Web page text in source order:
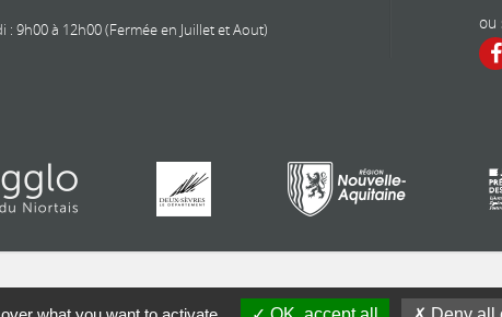
: 9h00 à 12h00 (Fermée en Juillet et Aout) ou